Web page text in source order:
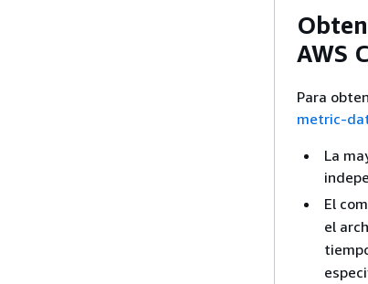
AWS
Para
metric-
La
El
el